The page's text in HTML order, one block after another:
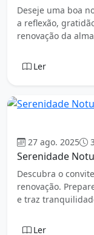
Deseje uma boa
a reflexão,
renovação da
Ler
27 ago. 2025
Serenidade
Descubra o
renovação.
e traz
Ler